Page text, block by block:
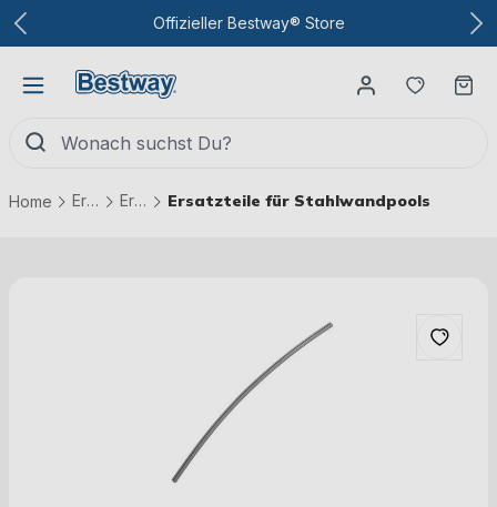
Zum Hauptinhalt Offizieller Bestway® Store
Du
Home Ersatzteile Ersatzteile Pools Ersatzteile für Stahlwandpools